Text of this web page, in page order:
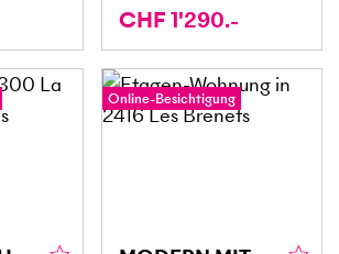
CHF 1'290.-
Online-Besichtigung